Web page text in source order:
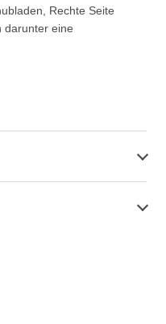
Rechte Seite
darunter eine